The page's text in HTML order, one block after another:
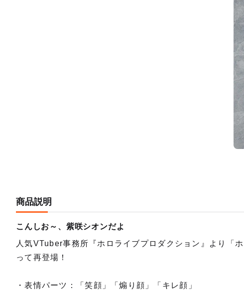
商品説明
こんしお～、紫咲シオンだよ
人気VTuber事務所『ホロライブプロダクション』より「
って再登場！
・表情パーツ：「笑顔」「煽り顔」「キレ顔」